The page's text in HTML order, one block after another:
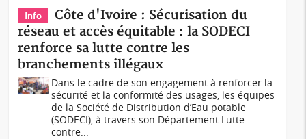
Info
Côte d'Ivoire : Sécurisation du
réseau et accès équitable : la SODECI
renforce sa lutte contre les
branchements illégaux
Dans le cadre de son engagement à renforcer la
sécurité et la conformité des usages, les équipes
de la Société de Distribution d’Eau potable
(SODECI), à travers son Département Lutte
contre...